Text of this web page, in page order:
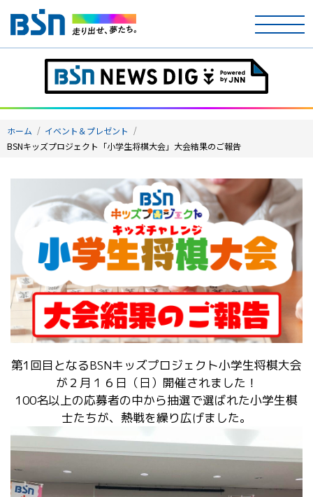
ホーム
テレビ
ラジオ
アナウンサー
イベント
ニュース
天気
プレゼント
コンテンツ・アプリ
キッズ ケンジュ 愛の募金
Well-being
防災・減災
ショッピング
会社概要・ビジョン
お問い合わせ
ホーム
イベント＆プレゼント
BSNキッズプロジェクト「小学生将棋大会」大会結果のご報告
第1回目となるBSNキッズプロジェクト小学生将棋大会
が２月１６日（日）開催されました！
100名以上の応募者の中から抽選で選ばれた小学生棋
士たちが、熱戦を繰り広げました。